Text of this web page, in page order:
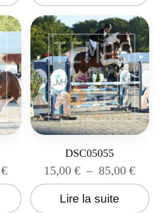
€
DSC05055
15,00€ – 85,00€
Lire la suite